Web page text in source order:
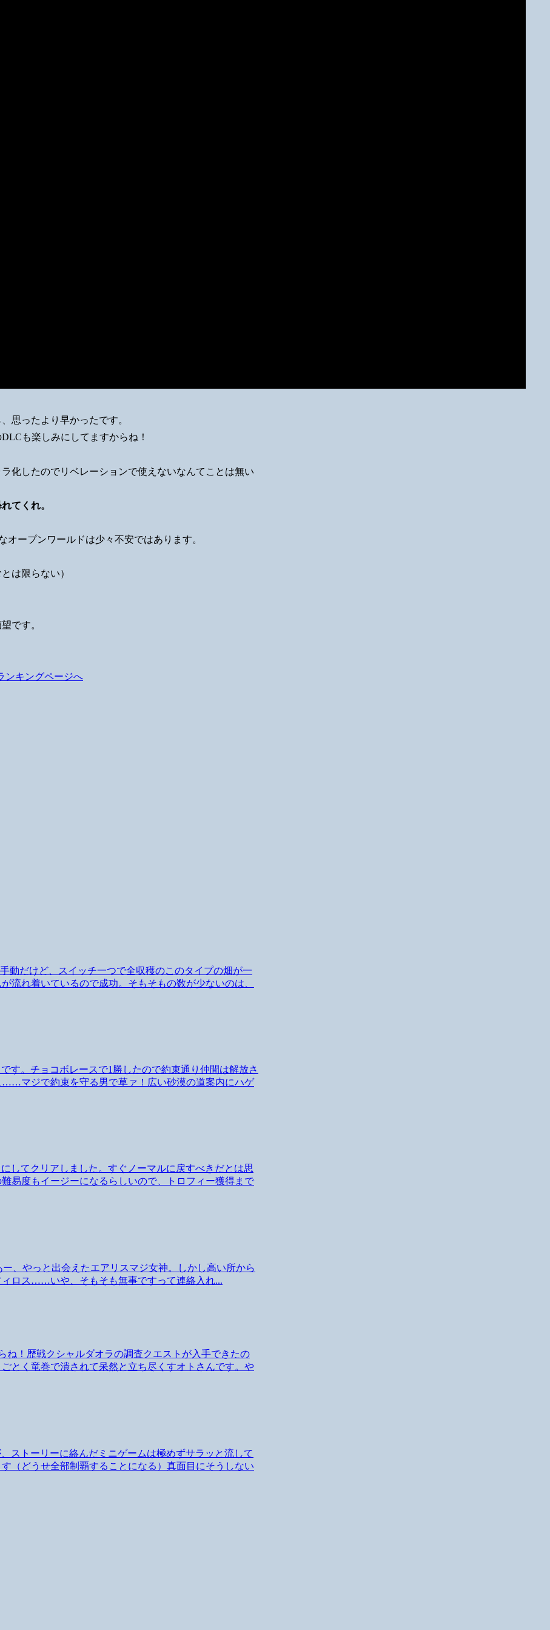
思ったより早かったです。
も楽しみにしてますからね！
化したのでリベレーションで使えないなんてことは無い
てくれ。
ープンワールドは少々不安ではあります。
は限らない）
です。
動だけど、スイッチ一つで全収穫のこのタイプの畑が一
流れ着いているので成功。そもそもの数が少ないのは、
す。チョコボレースで1勝したので約束通り仲間は解放さ
マジで約束を守る男で草ァ！広い砂漠の道案内にハゲ
してクリアしました。すぐノーマルに戻すべきだとは思
易度もイージーになるらしいので、トロフィー獲得まで
、やっと出会えたエアリスマジ女神。しかし高い所から
ロス……いや、そもそも無事ですって連絡入れ...
！歴戦クシャルダオラの調査クエストが入手できたの
とく竜巻で潰されて呆然と立ち尽くすオトさんです。や
ストーリーに絡んだミニゲームは極めずサラッと流して
（どうせ全部制覇することになる）真面目にそうしない